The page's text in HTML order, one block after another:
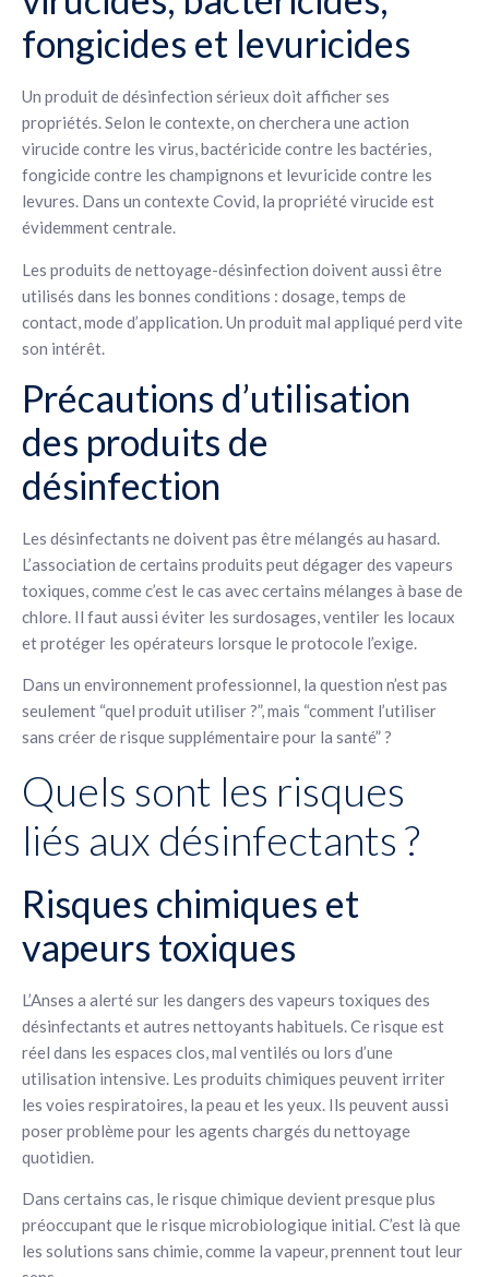
fongicides et levuricides
Un produit de désinfection sérieux doit afficher ses
propriétés. Selon le contexte, on cherchera une action
virucide contre les virus, bactéricide contre les bactéries,
fongicide contre les champignons et levuricide contre les
levures. Dans un contexte Covid, la propriété virucide est
évidemment centrale.
Les produits de nettoyage-désinfection doivent aussi être
utilisés dans les bonnes conditions : dosage, temps de
contact, mode d’application. Un produit mal appliqué perd vite
son intérêt.
Précautions d’utilisation
des produits de
désinfection
Les désinfectants ne doivent pas être mélangés au hasard.
L’association de certains produits peut dégager des vapeurs
toxiques, comme c’est le cas avec certains mélanges à base de
chlore. Il faut aussi éviter les surdosages, ventiler les locaux
et protéger les opérateurs lorsque le protocole l’exige.
Dans un environnement professionnel, la question n’est pas
seulement “quel produit utiliser ?”, mais “comment l’utiliser
sans créer de risque supplémentaire pour la santé” ?
Quels sont les risques
liés aux désinfectants ?
Risques chimiques et
vapeurs toxiques
L’Anses a alerté sur les dangers des vapeurs toxiques des
désinfectants et autres nettoyants habituels. Ce risque est
réel dans les espaces clos, mal ventilés ou lors d’une
utilisation intensive. Les produits chimiques peuvent irriter
les voies respiratoires, la peau et les yeux. Ils peuvent aussi
poser problème pour les agents chargés du nettoyage
quotidien.
Dans certains cas, le risque chimique devient presque plus
préoccupant que le risque microbiologique initial. C’est là que
les solutions sans chimie, comme la vapeur, prennent tout leur